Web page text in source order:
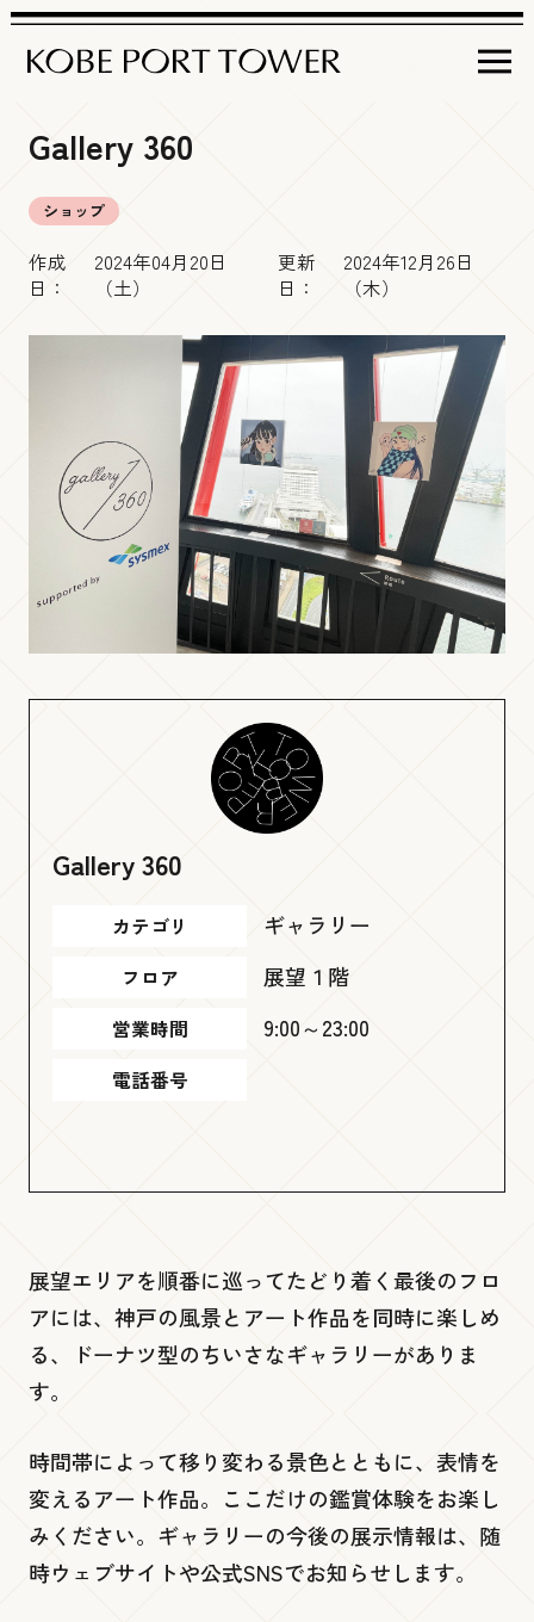
よくあるご質問
Language
営業時間
イベント＆
イベント情報
周辺観光情報
その他インフォメーション
フロア ガイド
Brilliance Tiara Open-air Deck
展望５階
Smile Park
Kobe Port Tower Shop by Felissimo
Gallery 360
低層３階・４階
PORT TERRACE
ビームス ジャパン 神戸
イコリ
神戸ポートタワー について
チケット・料金
Gallery 360
ショップ
作成
日：
2024年04月20日
（土）
更新
日：
2024年12月26日
（木）
Gallery 360
カテゴリ ギャラリー
フロア 展望１階
営業時間 9:00～23:00
電話番号
展望エリアを順番に巡ってたどり着く最後のフロ
アには、神戸の風景とアート作品を同時に楽しめ
る、ドーナツ型のちいさなギャラリーがありま
す。
時間帯によって移り変わる景色とともに、表情を
変えるアート作品。ここだけの鑑賞体験をお楽し
みください。ギャラリーの今後の展示情報は、随
時ウェブサイトや公式SNSでお知らせします。